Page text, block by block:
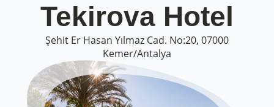
Tekirova Hotel
Şehit Er Hasan Yılmaz Cad. No:20, 07000
Kemer/Antalya